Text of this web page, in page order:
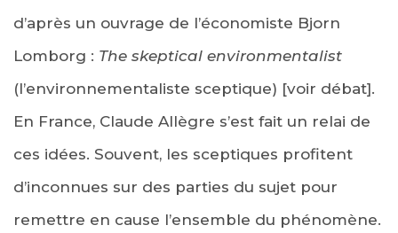
d’après un ouvrage de l’économiste Bjorn
Lomborg : The skeptical environmentalist
(l’environnementaliste sceptique) [voir débat].
En France, Claude Allègre s’est fait un relai de
ces idées. Souvent, les sceptiques profitent
d’inconnues sur des parties du sujet pour
remettre en cause l’ensemble du phénomène.